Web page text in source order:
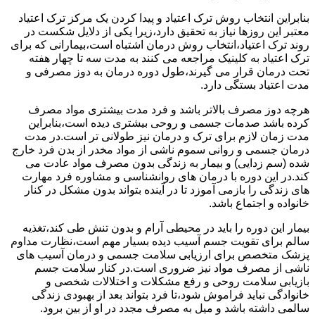
بنابراین انتخاب روش ترک اعتیاد و پیدا کردن یک مرکز ترک اعتیاد
معتبر این روزها نیاز به تحقیق دارد،زیرا یکی از دلایل شکست در
روند ترک اعتیاد،انتخاب روش درمان اشتباه است،بیمارانی که برای
ترک اعتیاد به کلینیک مراجعه می کنند به مدت سه تا چهار هفته
تحت درمان قرار می گیرند،طول دوره درمان به دوز مصرفی و
مدت اعتیاد بستگی دارد.
هرچه دوز مصرف بالاتر باشد و فرد مدت بیشتری مواد مصرف
کرده باشد صدمات جسمی و روحی بیشتری دیده است،بنابراین
مدت زمان لازم برای ترک و درمان نیز طولانی تر است.در مدت
درمان جسمی و روانی سموم ناشی از مواد مخدر از بدن فرد خارج
شده (سم زدایی) و بیمار به زندگی بدون مصرف مواد عادت می
کند.در این دوره با درمان های روانشناسی و مشاوره فرد مهارت
های زندگی را بازمی آموزد تا در آینده بتواند بدون مشکل در کنار
خانواده و اجتماع باشد.
بیمار این دوره را باید در محیطی آرام و بدون تنش طی کند،تغذیه
سالم برای تقویت جسم آسیب دیده بسیار مهم است،نظارت مداوم
پزشک متخصص برای ارزیابی سلامت جسمی و درمان آسیب های
ناشی از مصرف مواد نیز ضروری است.در کنار سلامت جسم
بازیابی سلامت روحی و رفع مشکلات و اختلالات شخصی و
خانوادگی نباید فراموش شود،تا فرد بتواند بعد از بهبودی زندگی
سالمی داشته باشد و میل به مصرف مجدد در او از بین برود.